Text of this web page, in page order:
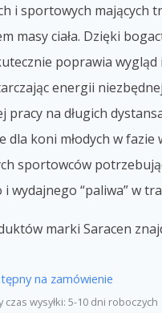
i sportowych mających
masy ciała. Dzięki
poprawia wygląd
energii
pracy na długich
dla koni młodych w
sportowców
i wydajnego “paliwa” w
marki Saracen
na zamówienie
czas wysyłki: 5-10 dni roboczych